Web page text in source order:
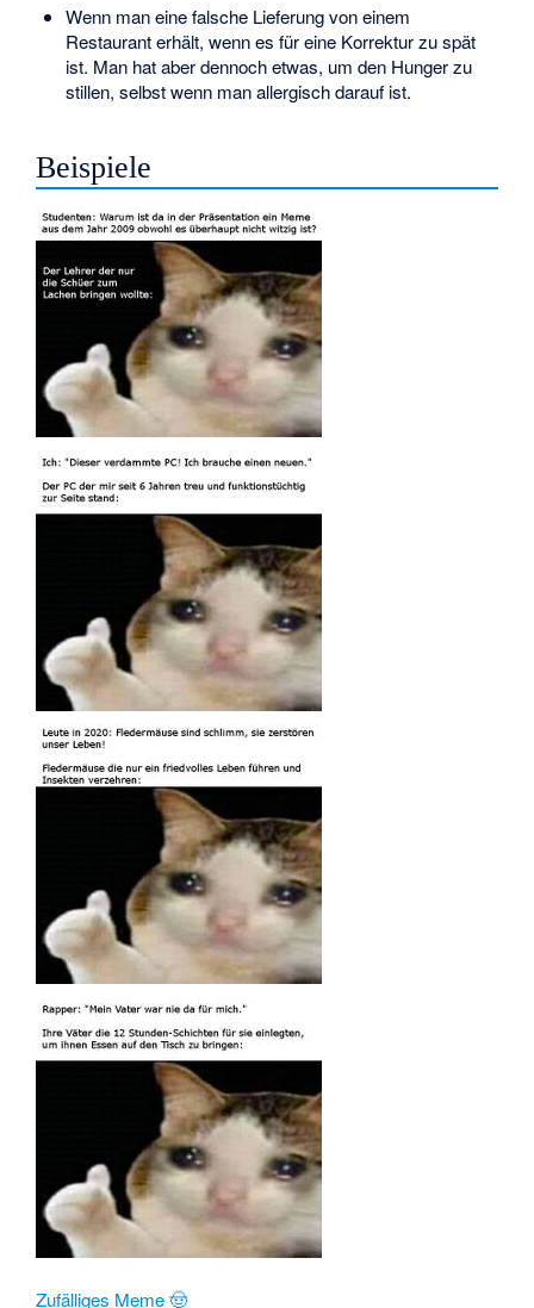
Wenn man eine falsche Lieferung von einem
Restaurant erhält, wenn es für eine Korrektur zu spät
ist. Man hat aber dennoch etwas, um den Hunger zu
stillen, selbst wenn man allergisch darauf ist.
Beispiele
Zufälliges Meme 🤠